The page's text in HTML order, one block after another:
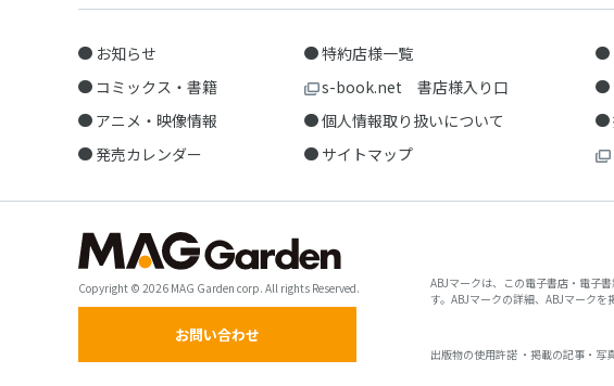
お知らせ
コミックス・書籍
アニメ・映像情報
発売カレンダー
特約店様一覧
s-book.net 書店様入り口
個人情報取り扱いについて
サイトマップ
Copyright © 2026 MAG Garden corp. All rights Reserved.
お問い合わせ
ABJマークは、この電子書店・電子
す。ABJマークの詳細、ABJマークを
出版物の使用許諾 ・掲載の記事・